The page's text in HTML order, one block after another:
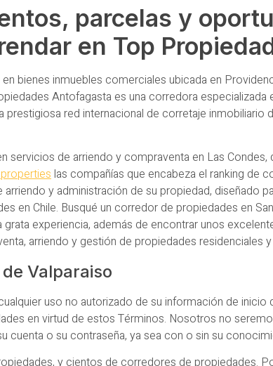
parcelas y
en Top
bienes inmuebles comerciales ubicada en
Antofagasta es una corredora
red internacional de corretaje inmobiliario
servicios de arriendo y compraventa en Las
las compañías que encabeza el ranking de
y administración de su propiedad, diseñado
en Chile. Busqué un corredor de propiedades en
experiencia, además de encontrar unos
arriendo y gestión de propiedades residenciales
Valparaiso
uso no autorizado de su información de
en virtud de estos Términos. Nosotros no
cuenta o su contraseña, ya sea con o sin su